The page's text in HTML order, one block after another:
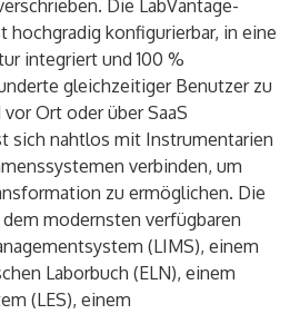
Die LabVantage-
konfigurierbar, in eine
integriert und 100 %
gleichzeitiger Benutzer zu
Ort oder über SaaS
sich nahtlos mit Instrumentarien
verbinden, um
zu ermöglichen. Die
modernsten verfügbaren
(LIMS), einem
Laborbuch (ELN), einem
(LES), einem